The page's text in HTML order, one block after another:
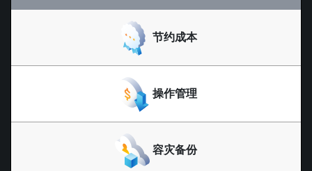
节约成本
操作管理
容灾备份